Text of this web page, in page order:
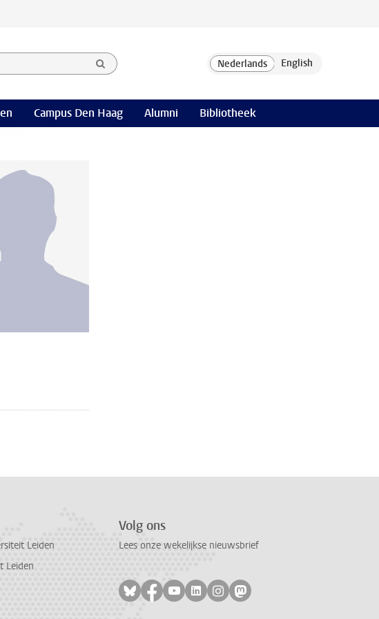
Campus Den Haag Alumni Bibliotheek
Leiden
Leiden
Volg ons
Lees onze wekelijkse nieuwsbrief
Volg ons op bluesky
Volg ons op facebook
Volg ons op youtube
Volg ons op linkedin
Volg ons op instagram
Volg ons op mastodon